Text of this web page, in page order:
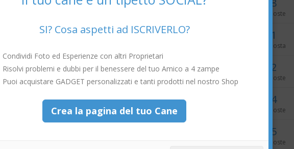
nelle loro nuove case, stanno certamente vivendo enormi
loro coetanei, vivono con nuove persone in un ambiente “strano”.
per uscire dalle loro “case”.
età è infatti troppo giovane per venire a letto con te, per quanto
di indipendenza, pur ottenendo conforto dalla tua presenza.
8
risposte
1
risposta
2
risposte
4
risposte
5
risposte
SI? Cosa aspetti ad ISCRIVERLO?
Condividi Foto ed Esperienze con altri Proprietari
Risolvi problemi e dubbi per il benessere del tuo Amico a 4 zampe
Puoi acquistare GADGET personalizzati e tanti prodotti nel nostro Shop
Crea la pagina del tuo Cane